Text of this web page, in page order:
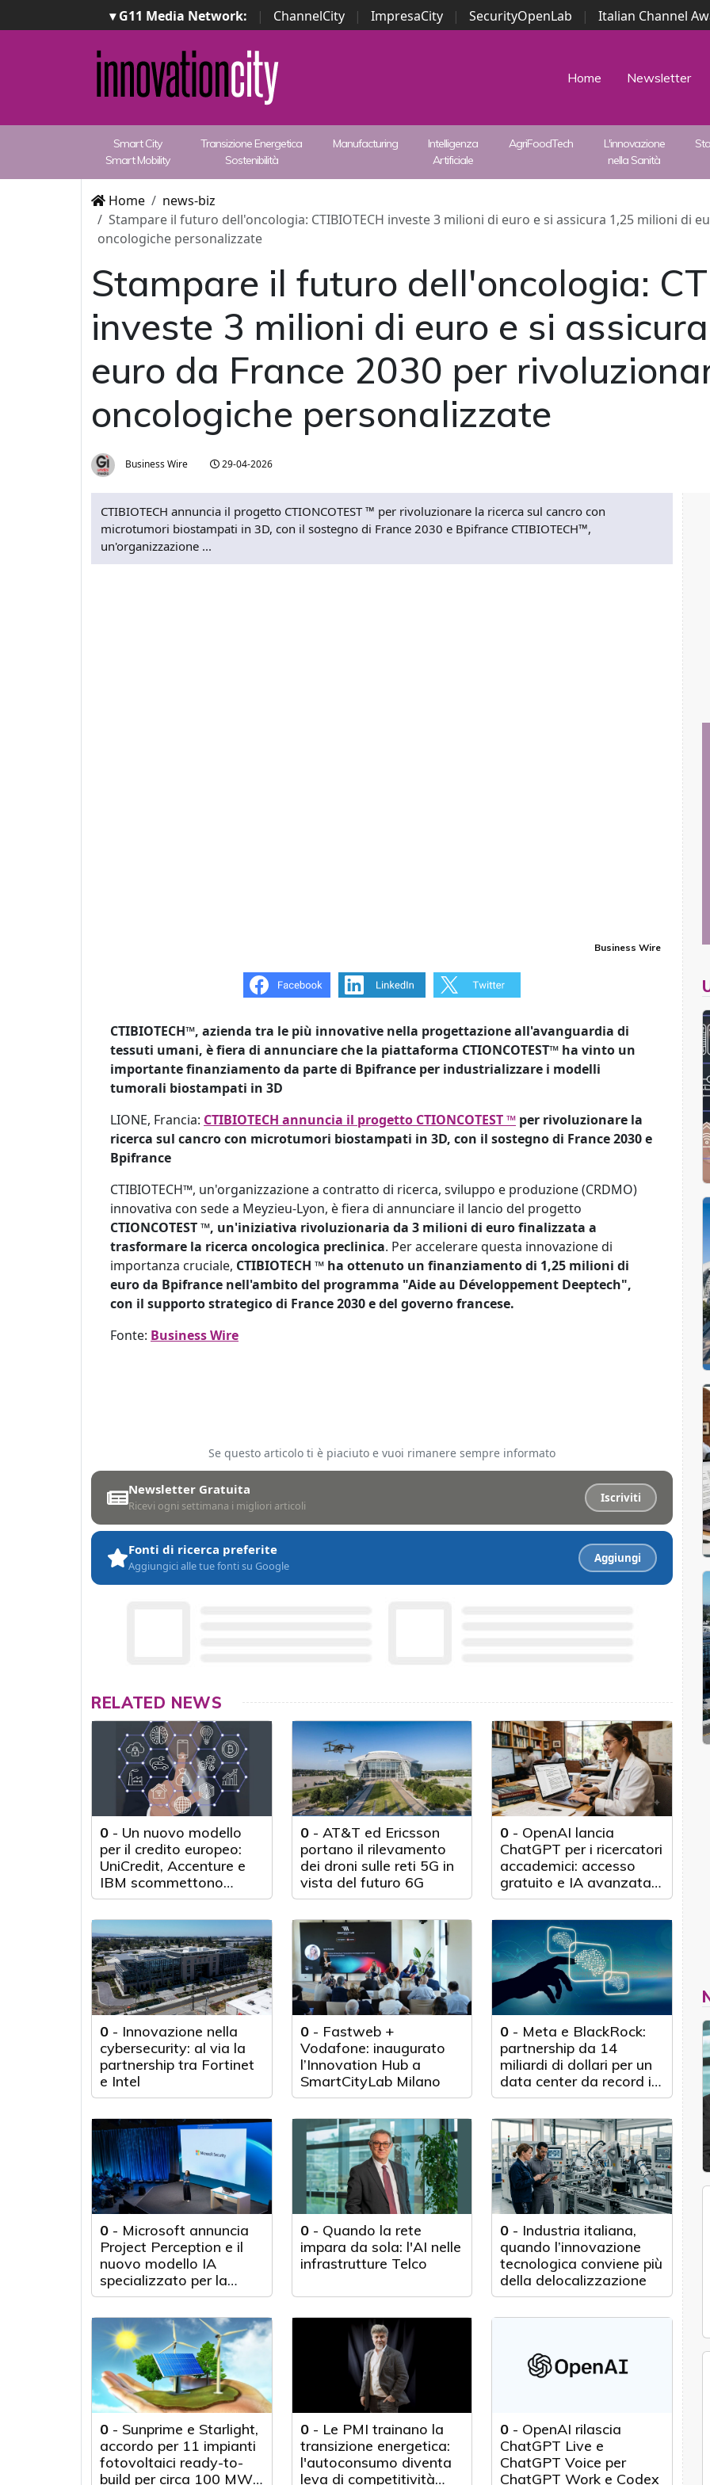
▾ G11 Media Network: | ChannelCity | ImpresaCity | SecurityOpenLab | Italian Channel
Security Awards | ...
Home Newsletter
Smart City
Smart Mobility
Transizione Energetica
Sostenibilità
Manufacturing
Intelligenza
Artificiale
AgriFoodTech
L'innovazione
nella Sanità
Home
news-biz
Stampare il futuro dell'oncologia: CTIBIOTECH investe 3 milioni di euro e si assicura 1,25 milioni di
oncologiche personalizzate
Stampare il futuro dell'oncologia:
investe 3 milioni di euro e si
euro da France 2030 per
oncologiche personalizzate
Business Wire 29-04-2026
CTIBIOTECH annuncia il progetto CTIONCOTEST ™ per rivoluzionare la ricerca sul cancro con
microtumori biostampati in 3D, con il sostegno di France 2030 e Bpifrance CTIBIOTECH™,
un'organizzazione ...
Business Wire
CTIBIOTECH™, azienda tra le più innovative nella progettazione all'avanguardia di
tessuti umani, è fiera di annunciare che la piattaforma CTIONCOTEST™ ha vinto un
importante finanziamento da parte di Bpifrance per industrializzare i modelli
tumorali biostampati in 3D
LIONE, Francia: CTIBIOTECH annuncia il progetto CTIONCOTEST ™ per rivoluzionare la
ricerca sul cancro con microtumori biostampati in 3D, con il sostegno di France 2030 e
Bpifrance
CTIBIOTECH™, un'organizzazione a contratto di ricerca, sviluppo e produzione (CRDMO)
innovativa con sede a Meyzieu-Lyon, è fiera di annunciare il lancio del progetto
CTIONCOTEST ™, un'iniziativa rivoluzionaria da 3 milioni di euro finalizzata a
trasformare la ricerca oncologica preclinica. Per accelerare questa innovazione di
importanza cruciale, CTIBIOTECH ™ ha ottenuto un finanziamento di 1,25 milioni di
euro da Bpifrance nell'ambito del programma "Aide au Développement Deeptech",
con il supporto strategico di France 2030 e del governo francese.
Fonte: Business Wire
Se questo articolo ti è piaciuto e vuoi rimanere sempre informato
Newsletter Gratuita
Ricevi ogni settimana i migliori articoli
Iscriviti
Fonti di ricerca preferite
Aggiungici alle tue fonti su Google
Aggiungi
RELATED NEWS
0 - Un nuovo modello
per il credito europeo:
UniCredit, Accenture e
IBM scommettono
sull'innovazione
tecnologica
0- AT&T ed Ericsson
portano il rilevamento
dei droni sulle reti 5G in
vista del futuro 6G
0 - OpenAI lancia
ChatGPT per i ricercatori
accademici: accesso
gratuito e IA avanzata
per 100.000 scienziati
0 - Innovazione nella
cybersecurity: al via la
partnership tra Fortinet
e Intel
0- Fastweb +
Vodafone: inaugurato
l’Innovation Hub a
SmartCityLab Milano
0 - Meta e BlackRock:
partnership da 14
miliardi di dollari per un
data center da record in
Texas
0 - Microsoft annuncia
Project Perception e il
nuovo modello IA
specializzato per la
cybersecurity
0- Quando la rete
impara da sola: l'AI nelle
infrastrutture Telco
0 - Industria italiana,
quando l’innovazione
tecnologica conviene più
della delocalizzazione
0 - Sunprime e Starlight,
accordo per 11 impianti
fotovoltaici ready-to-
build per circa 100 MWp
0- Le PMI trainano la
transizione energetica:
l'autoconsumo diventa
leva di competitività
0 - OpenAI rilascia
ChatGPT Live e
ChatGPT Voice per
ChatGPT Work e Codex